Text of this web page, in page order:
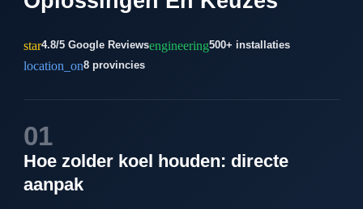
star4.8/5 Google Reviewsengineering500+ installaties
location_on8 provincies
01
Hoe zolder koel houden: directe
aanpak